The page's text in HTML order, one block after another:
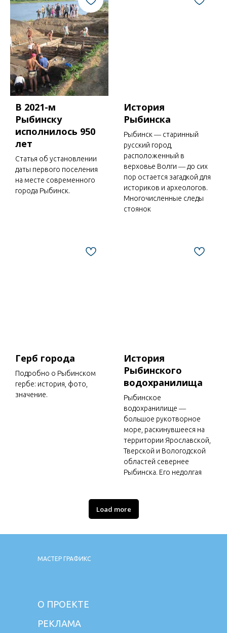
В 2021-м
Рыбинску
исполнилось 950
лет
Статья об установлении
даты первого поселения
на месте современного
города Рыбинск.
История
Рыбинска
Рыбинск ― старинный
русский город,
расположенный в
верховье Волги ― до сих
пор остается загадкой для
историков и археологов.
Многочисленные следы
стоянок
Герб города
Подробно о Рыбинском
гербе: история, фото,
значение.
История
Рыбинского
водохранилища
Рыбинское
водохранилище ―
большое рукотворное
море, раскинувшееся на
территории Ярославской,
Тверской и Вологодской
областей севернее
Рыбинска. Его недолгая
Load more
МАСТЕР ГРАФИКС
О ПРОЕКТЕ
РЕКЛАМА